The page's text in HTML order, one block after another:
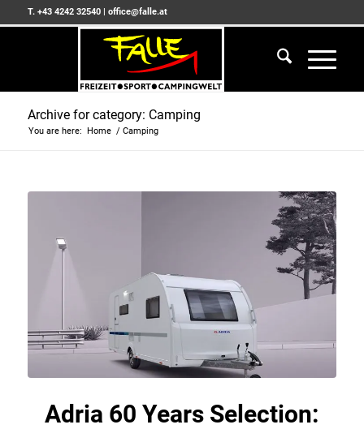
T. +43 4242 32540| office@falle.at
Archive for category: Camping
You are here: Home / Camping
Adria 60 Years Selection: